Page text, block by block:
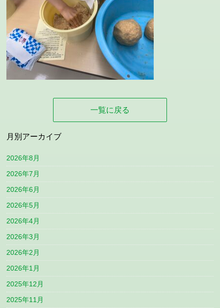
一覧に戻る
月別アーカイブ
2026年8月
2026年7月
2026年6月
2026年5月
2026年4月
2026年3月
2026年2月
2026年1月
2025年12月
2025年11月